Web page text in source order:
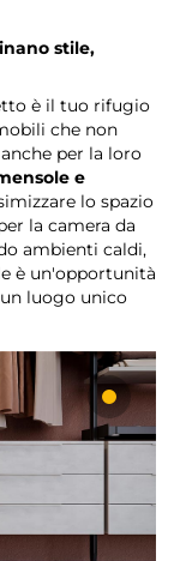
stile,
è il tuo rifugio
che non
per la loro
e
lo spazio
la camera da
ambienti caldi,
è un'opportunità
luogo unico